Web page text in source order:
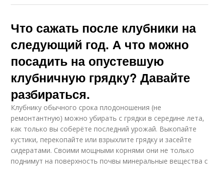
Что сажать после клубники на
следующий год. А что можно
посадить на опустевшую
клубничную грядку? Давайте
разбираться.
Клубнику обычного срока плодоношения (не
ремонтантную) можно убирать с грядки в середине лета,
как только вы соберёте последний урожай. Выкопайте
кустики, перекопайте или взрыхлите грядку и засейте
сидератами. Своими мощными корнями они не только
поднимут на поверхность почвы минеральные вещества с